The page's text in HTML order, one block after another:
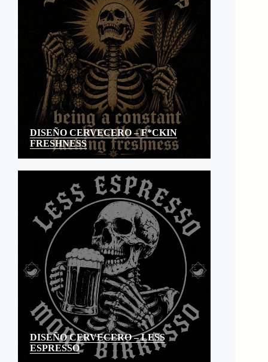
DISEÑO CERVECERO – F*CKIN
FRESHNESS
DISEÑO CERVECERO – LESS
ESPRESSO